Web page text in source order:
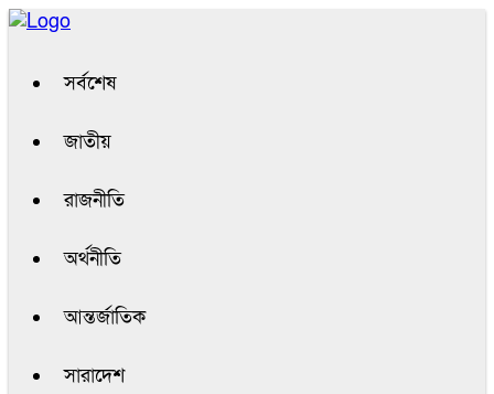
সর্বশেষ
জাতীয়
রাজনীতি
অর্থনীতি
আন্তর্জাতিক
সারাদেশ